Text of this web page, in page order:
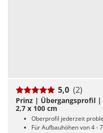
5,0 (2)
Prinz | Übergangsprofil
2,7 x 100 cm
Oberprofil jederzeit
Für Aufbauhöhen von 4 -